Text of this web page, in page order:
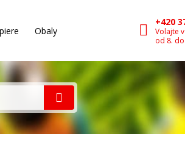
Obaly
+420
Volajte
od 8.